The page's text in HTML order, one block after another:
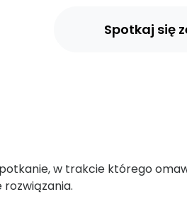
Spotkaj się
w trakcie którego